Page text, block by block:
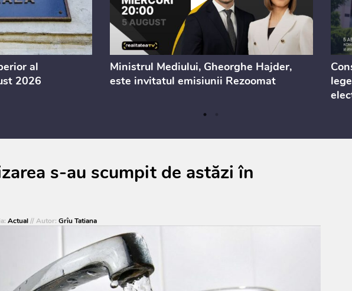
al
2026
Ministrul Mediului, Gheorghe Hajder,
este invitatul emisiunii Rezoomat
s-au scumpit de astăzi în
Actual// Autor: Grîu Tatiana